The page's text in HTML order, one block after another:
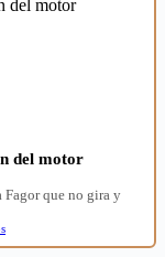
del motor
Fagor que no gira y